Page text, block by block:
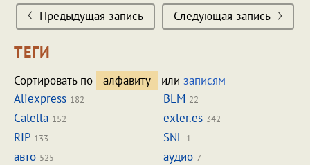
Предыдущая запись Следующая запись
ТЕГИ
Сортировать по алфавиту или записям
Aliexpress 182 BLM 22
Calella 152 exler.es 342
RIP 133 SNL 1
авто 525 аудио 7